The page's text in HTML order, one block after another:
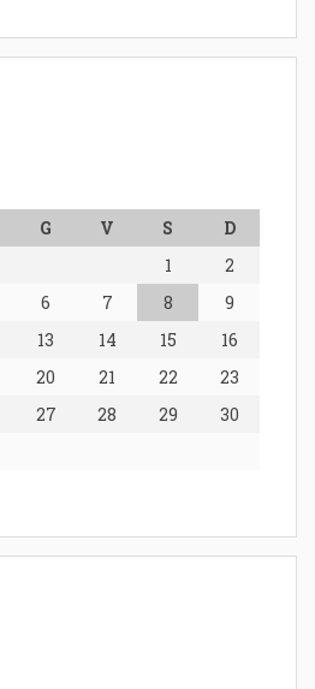
G V S
D
1
2
6 7 8
9
13 14 15
16
20 21 22
23
27 28 29
30